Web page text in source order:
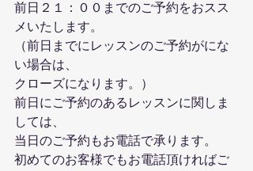
前日２１：００までのご予約をおスス
メいたします。
（前日までにレッスンのご予約がにな
い場合は、
クローズになります。）
前日にご予約のあるレッスンに関しま
しては、
当日のご予約もお電話で承ります。
初めてのお客様でもお電話頂ければご